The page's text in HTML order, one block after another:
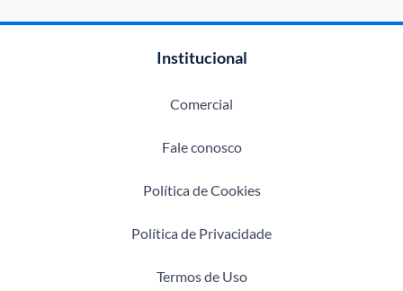
Institucional
Comercial
Fale conosco
Política de Cookies
Política de Privacidade
Termos de Uso